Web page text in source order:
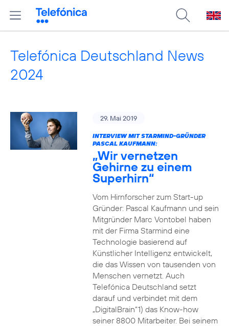
Telefónica Deutschland News
2024
29. Mai 2019
INTERVIEW MIT STARMIND-GRÜNDER
PASCAL KAUFMANN:
„Wir vernetzen
Gehirne zu einem
Superhirn“
Vom Hirnforscher zum Start-up
Gründer: Pascal Kaufmann und sein
Mitgründer Marc Vontobel haben
mit der Firma Starmind eine
Technologie basierend auf
Künstlicher Intelligenz entwickelt,
die das Wissen von tausenden von
Menschen vernetzt. Auch
Telefónica Deutschland setzt
darauf und verbindet mit dem
„DigitalBrain“1) das Know-how
seiner 8800 Mitarbeiter. Bei seinem